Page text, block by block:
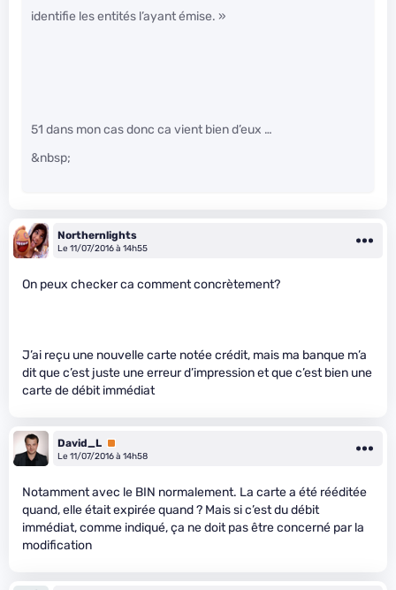
identifie les entités l’ayant émise. »
51 dans mon cas donc ca vient bien d’eux …
&nbsp;
Northernlights
Le 11/07/2016 à 14h55
On peux checker ca comment concrètement?
J’ai reçu une nouvelle carte notée crédit, mais ma banque m’a
dit que c’est juste une erreur d’impression et que c’est bien une
carte de débit immédiat
David_L Premium
Le 11/07/2016 à 14h58
Notamment avec le BIN normalement. La carte a été rééditée
quand, elle était expirée quand ? Mais si c’est du débit
immédiat, comme indiqué, ça ne doit pas être concerné par la
modification